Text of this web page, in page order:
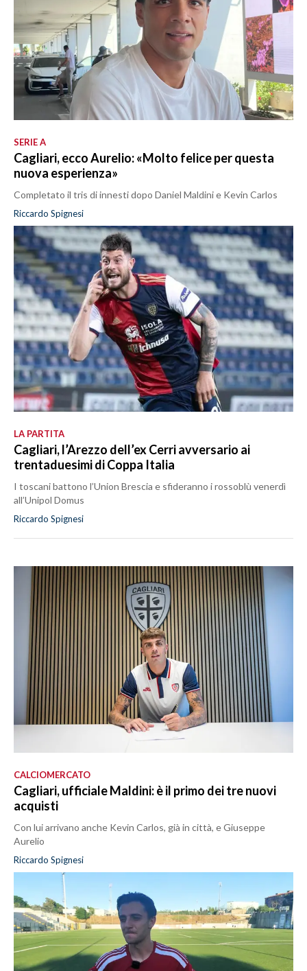
SERIE A
Cagliari, ecco Aurelio: «Molto felice per questa
nuova esperienza»
Completato il tris di innesti dopo Daniel Maldini e Kevin Carlos
Riccardo Spignesi
LA PARTITA
Cagliari, l’Arezzo dell’ex Cerri avversario ai
trentaduesimi di Coppa Italia
I toscani battono l’Union Brescia e sfideranno i rossoblù venerdì
all’Unipol Domus
Riccardo Spignesi
CALCIOMERCATO
Cagliari, ufficiale Maldini: è il primo dei tre nuovi
acquisti
Con lui arrivano anche Kevin Carlos, già in città, e Giuseppe
Aurelio
Riccardo Spignesi